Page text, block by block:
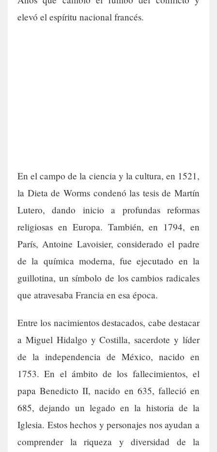
elevó el espíritu nacional francés.
En el campo de la ciencia y la cultura, en 1521,
la Dieta de Worms condenó las tesis de Martín
Lutero, dando inicio a profundas reformas
religiosas en Europa. También, en 1794, en
París, Antoine Lavoisier, considerado el padre
de la química moderna, fue ejecutado en la
guillotina, un símbolo de los cambios radicales
que atravesaba Francia en esa época.
Entre los nacimientos destacados, cabe destacar
a Miguel Hidalgo y Costilla, sacerdote y líder
de la independencia de México, nacido en
1753. En el ámbito de los fallecimientos, el
papa Benedicto II, nacido en 635, falleció en
685, dejando un legado en la historia de la
Iglesia. Estos hechos y personajes nos ayudan a
comprender la riqueza y diversidad de la